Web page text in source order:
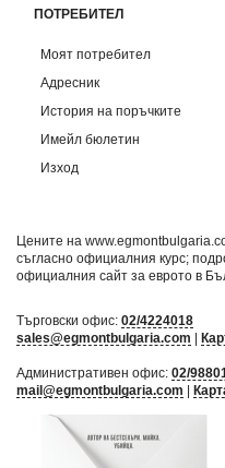
ПОТРЕБИТЕЛ
Моят потребител
Адресник
История на поръчките
Имейл бюлетин
Изход
Цените на
съгласно официалния курс;
официалния сайт за еврото в
Търговски офис: 02/4224018
sales@egmontbulgaria.com
Административен офис: 02/
mail@egmontbulgaria.com